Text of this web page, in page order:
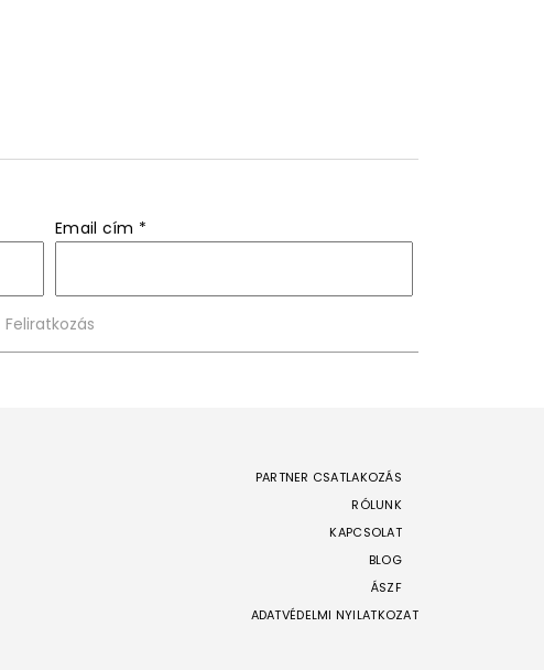
Email cím *
PARTNER CSATLAKOZÁS
RÓLUNK
KAPCSOLAT
BLOG
ÁSZF
ADATVÉDELMI NYILATKOZAT